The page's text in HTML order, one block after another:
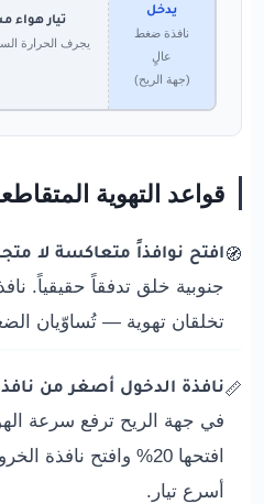
يدخل
نافذة ضغط
عالٍ
(جهة الريح)
تيار هواء
يجرف الحرارة
قواعد التهوية
🧭افتح نوافذاً متعاكسة لا
جنوبية خلق تدفقاً حقيقياً.
تخلقان تهوية — تُساوّيان
📏نافذة الدخول أصغر من
في جهة الريح ترفع سرعة
أسرع تيار.